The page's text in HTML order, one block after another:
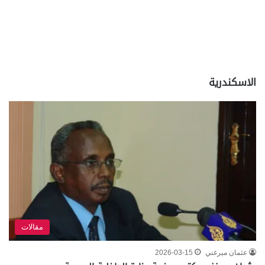
الاسكندرية
مقالات
عثمان ميرغني 2026-03-15